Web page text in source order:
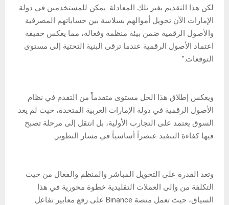
لكن هذا التقديم يغير تلك المعادلة. يمكن للمستخدمين في دولة
الإمارات الآن تحويل أموالهم بسلاسة بين حساباتهم المصرفية
والأصول الرقمية ضمن بيئة منظمة وفعالة، مما يعكس حقيقة
اعتماد الأصول الرقمية عندما ترقى البنية التحتية إلى مستوى
التوقعات.”
ويعكس إطلاق هذا الحل مستوى متقدماً من التقدم في نظام
الأصول الرقمية في دولة الإمارات العربية المتحدة، حيث لم يعد
السوق يعتمد على التجارب الأولية، بل انتقل إلى مرحلة تصبح
فيها كفاءة التنفيذ عنصراً أساسياً في مسار التطوير.
وتعد القدرة على التحويل المباشر والمنظم والفعال من حيث
التكلفة من وإلى العملات التقليدية خطوة محورية في هذا
السياق، حيث تعمل منصة Binance على رفع معايير تفاعل